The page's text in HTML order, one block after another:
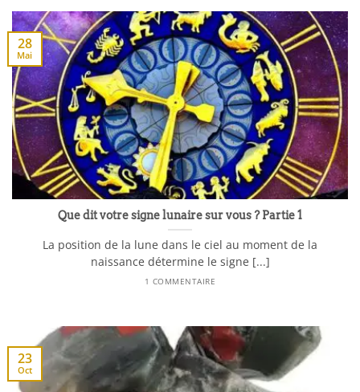
Que dit votre signe lunaire sur vous ? Partie 1
La position de la lune dans le ciel au moment de la
naissance détermine le signe [...]
1 COMMENTAIRE
28
Mai
23
Oct